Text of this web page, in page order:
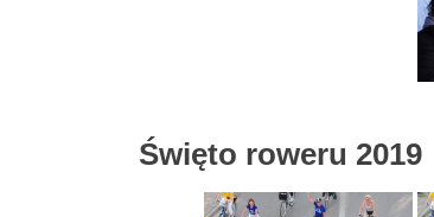
Święto roweru 2019